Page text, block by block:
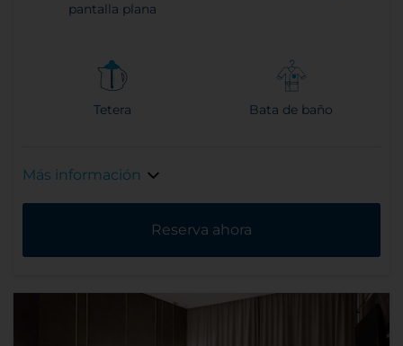
pantalla plana
Tetera Bata de baño
Más información
Reserva ahora